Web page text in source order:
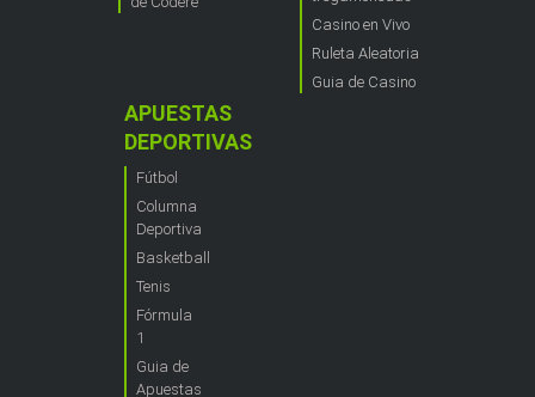
Casino en Vivo
Ruleta Aleatoria
Guia de Casino
APUESTAS
DEPORTIVAS
Fútbol
Columna
Deportiva
Basketball
Tenis
Fórmula
1
Guia de
Apuestas